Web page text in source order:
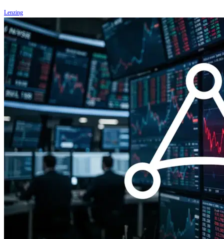
Lenzing